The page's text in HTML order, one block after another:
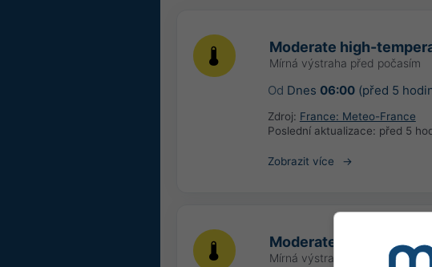
Moderate high-
Mírná výstraha před počasím
Od Dnes 06:00(před 5
Zdroj: France: Meteo-France
Poslední aktualizace: před 5
Zobrazit více
Moderate high-
Mírná výstraha před počasím